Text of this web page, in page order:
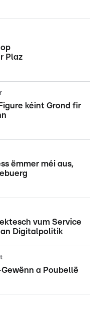
Plaz
kéint Grond fir
ëmmer méi aus,
vum Service
Digitalpolitik
a Poubellë